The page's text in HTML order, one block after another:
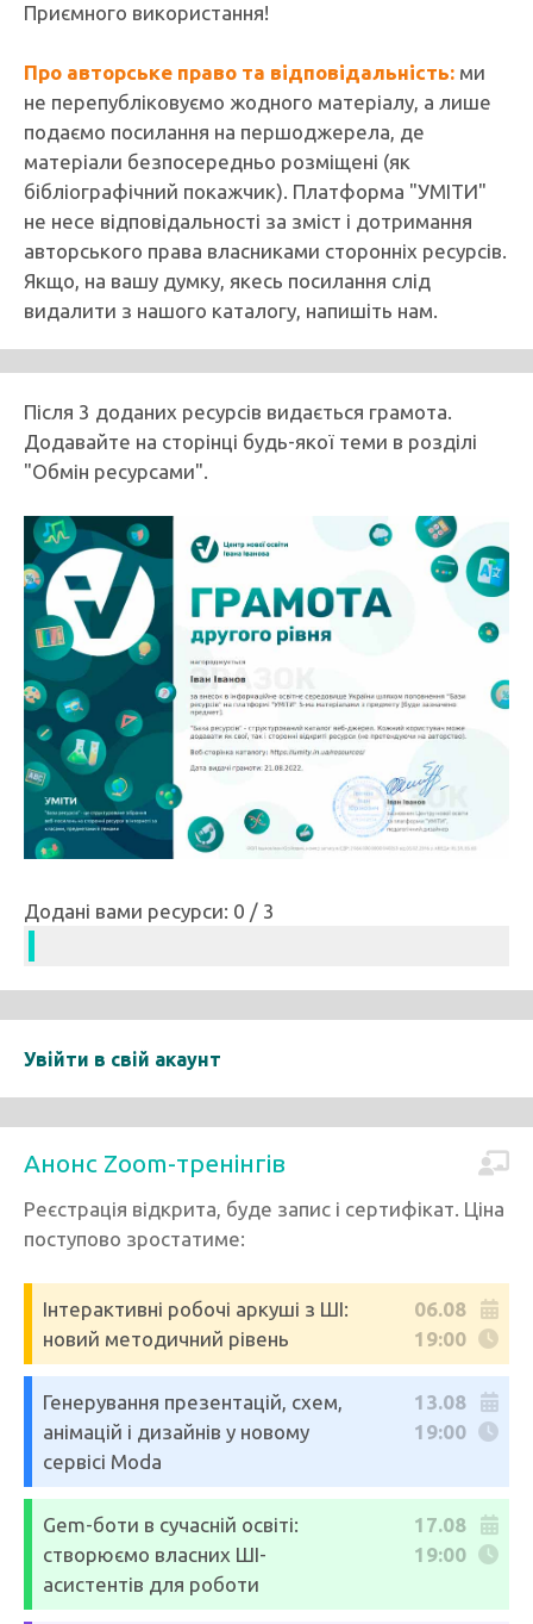
Приємного використання!
Про авторське право та відповідальність: ми
не перепубліковуємо жодного матеріалу, а лише
подаємо посилання на першоджерела, де
матеріали безпосередньо розміщені (як
бібліографічний покажчик). Платформа "УМІТИ"
не несе відповідальності за зміст і дотримання
авторського права власниками сторонніх ресурсів.
Якщо, на вашу думку, якесь посилання слід
видалити з нашого каталогу, напишіть нам.
Після 3 доданих ресурсів видається грамота.
Додавайте на сторінці будь-якої теми в розділі
"Обмін ресурсами".
Додані вами ресурси: 0 / 3
Увійти в свій акаунт
Анонс Zoom-тренінгів
Реєстрація відкрита, буде запис і сертифікат. Ціна
поступово зростатиме:
Інтерактивні робочі аркуші з ШІ:
новий методичний рівень
06.08
19:00
Генерування презентацій, схем,
анімацій і дизайнів у новому
сервісі Moda
13.08
19:00
Gem-боти в сучасній освіті:
створюємо власних ШІ-
асистентів для роботи
17.08
19:00